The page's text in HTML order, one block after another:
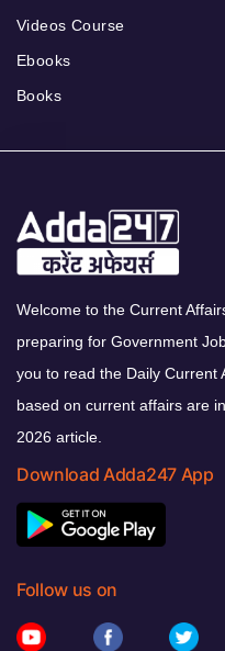
Videos Course
Ebooks
Books
Welcome to the Current
preparing for Government
you to read the Daily Current
based on current affairs are
2026 article.
Download Adda247 App
Follow us on